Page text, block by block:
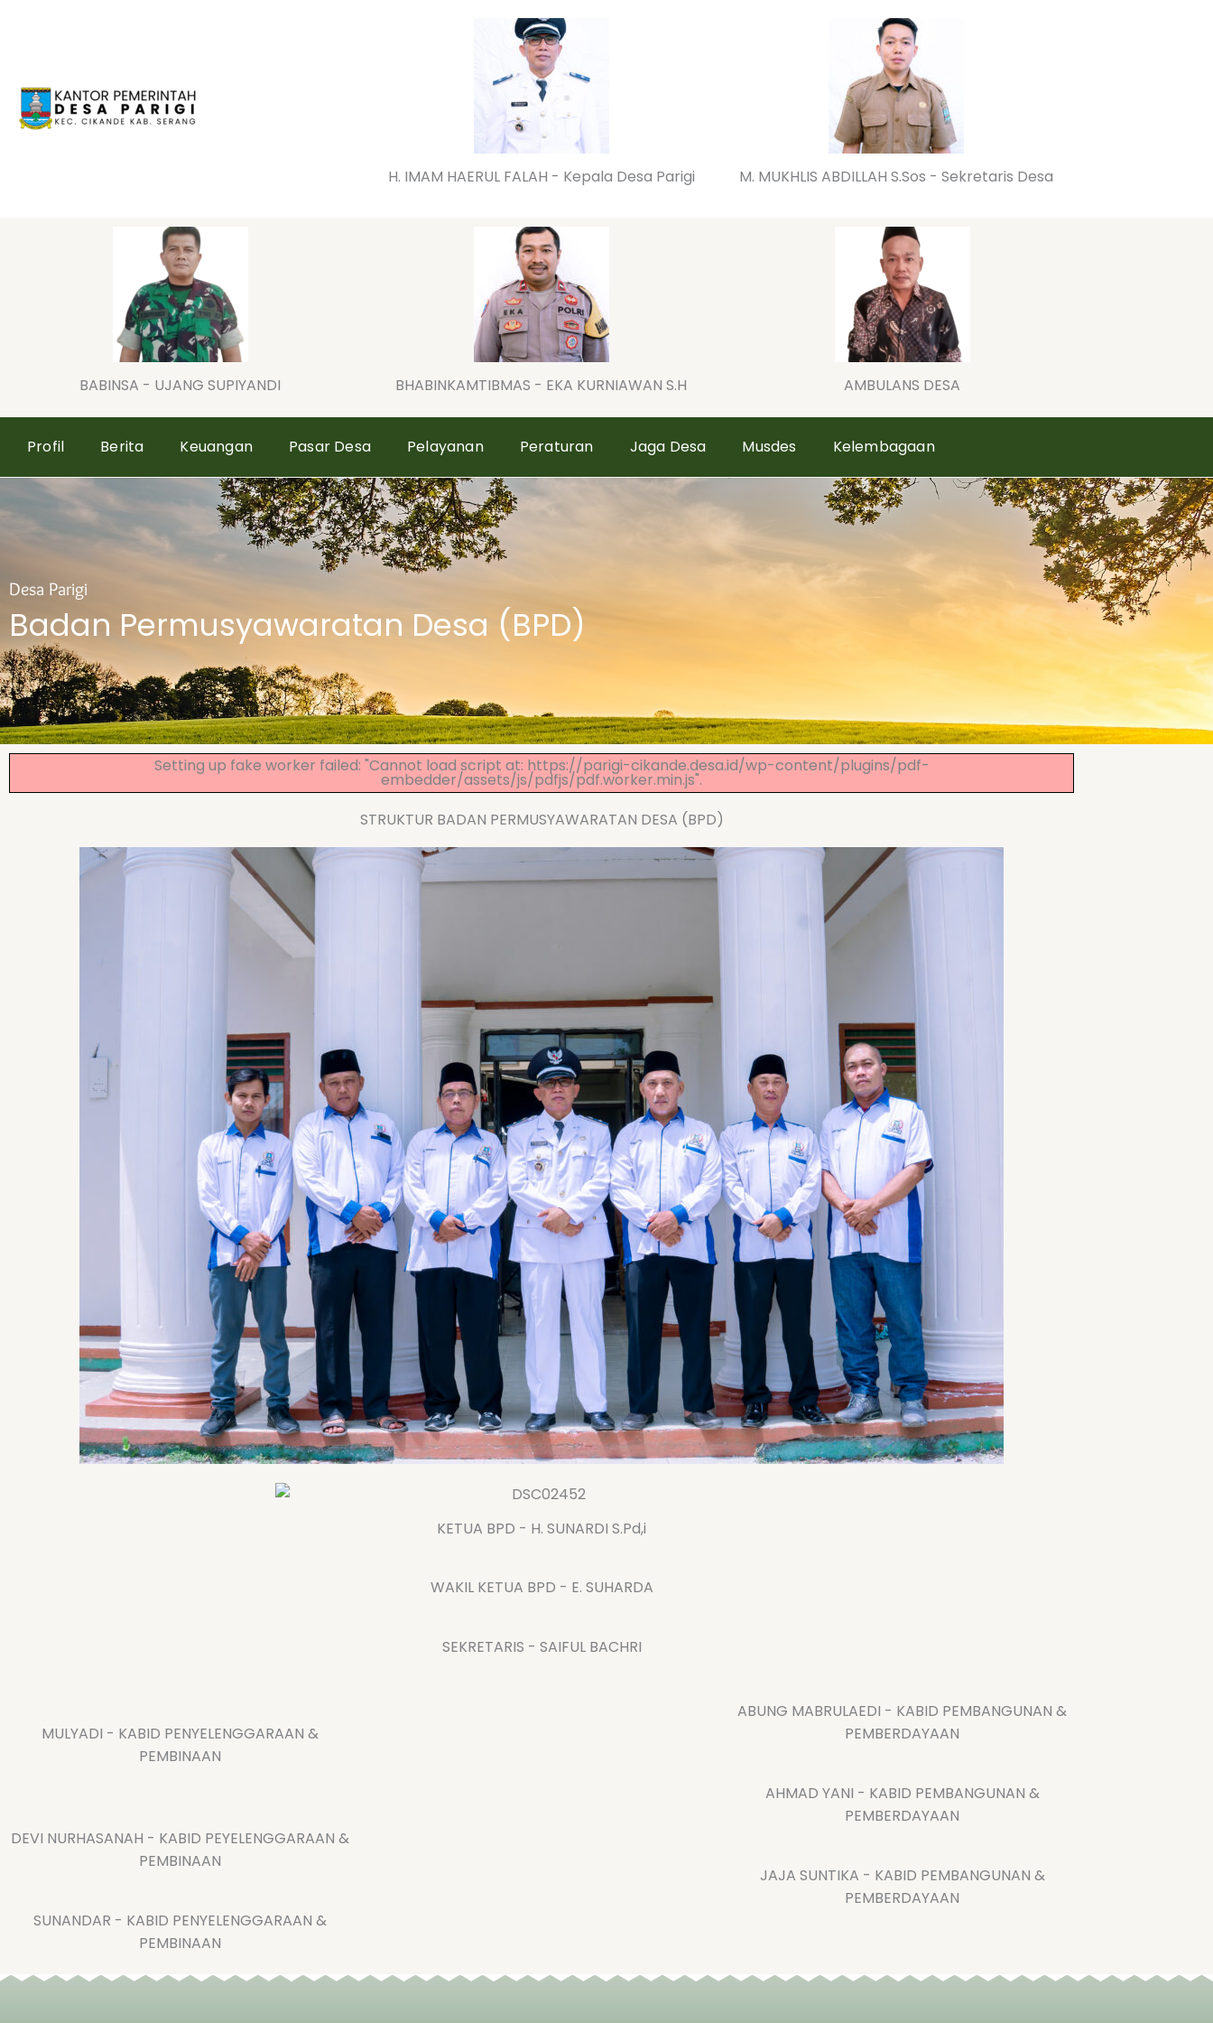
H. IMAM HAERUL FALAH - Kepala Desa Parigi M. MUKHLIS ABDILLAH S.Sos - Sekretaris Desa
BABINSA - UJANG SUPIYANDI BHABINKAMTIBMAS - EKA KURNIAWAN S.H AMBULANS DESA
Profil Berita Keuangan Pasar Desa Pelayanan Peraturan Jaga Desa Musdes Kelembagaan
Desa Parigi
Badan Permusyawaratan Desa (BPD)
Setting up fake worker failed: "Cannot load script at: https://parigi-cikande.desa.id/wp-content/plugins/pdf-
embedder/assets/js/pdfjs/pdf.worker.min.js".
STRUKTUR BADAN PERMUSYAWARATAN DESA (BPD)
KETUA BPD - H. SUNARDI S.Pd,i
WAKIL KETUA BPD - E. SUHARDA
SEKRETARIS - SAIFUL BACHRI
MULYADI - KABID PENYELENGGARAAN &
PEMBINAAN
DEVI NURHASANAH - KABID PEYELENGGARAAN &
PEMBINAAN
SUNANDAR - KABID PENYELENGGARAAN &
PEMBINAAN
ABUNG MABRULAEDI - KABID PEMBANGUNAN &
PEMBERDAYAAN
AHMAD YANI - KABID PEMBANGUNAN &
PEMBERDAYAAN
JAJA SUNTIKA - KABID PEMBANGUNAN &
PEMBERDAYAAN